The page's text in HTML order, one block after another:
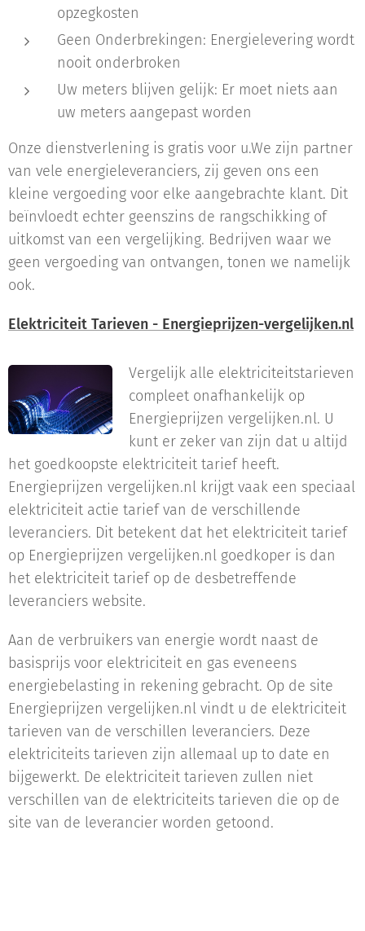
opzegkosten
Geen Onderbrekingen: Energielevering wordt
nooit onderbroken
Uw meters blijven gelijk: Er moet niets aan
uw meters aangepast worden
Onze dienstverlening is gratis voor u.We zijn partner
van vele energieleveranciers, zij geven ons een
kleine vergoeding voor elke aangebrachte klant. Dit
beïnvloedt echter geenszins de rangschikking of
uitkomst van een vergelijking. Bedrijven waar we
geen vergoeding van ontvangen, tonen we namelijk
ook.
Elektriciteit Tarieven - Energieprijzen-vergelijken.nl
Vergelijk alle elektriciteitstarieven
compleet onafhankelijk op
Energieprijzen vergelijken.nl. U
kunt er zeker van zijn dat u altijd
het goedkoopste elektriciteit tarief heeft.
Energieprijzen vergelijken.nl krijgt vaak een speciaal
elektriciteit actie tarief van de verschillende
leveranciers. Dit betekent dat het elektriciteit tarief
op Energieprijzen vergelijken.nl goedkoper is dan
het elektriciteit tarief op de desbetreffende
leveranciers website.
Aan de verbruikers van energie wordt naast de
basisprijs voor elektriciteit en gas eveneens
energiebelasting in rekening gebracht. Op de site
Energieprijzen vergelijken.nl vindt u de elektriciteit
tarieven van de verschillen leveranciers. Deze
elektriciteits tarieven zijn allemaal up to date en
bijgewerkt. De elektriciteit tarieven zullen niet
verschillen van de elektriciteits tarieven die op de
site van de leverancier worden getoond.